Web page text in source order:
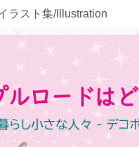
ラスト集/Illustration